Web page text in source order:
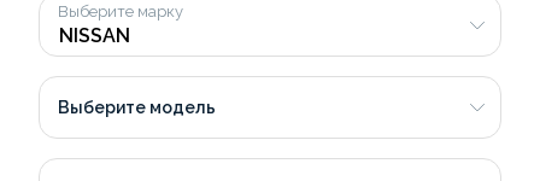
Выберите марку
Выберите модель